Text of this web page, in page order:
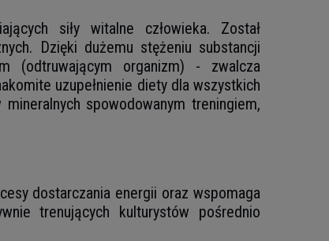
siły witalne człowieka. Został
Dzięki dużemu stężeniu substancji
(odtruwającym organizm) - zwalcza
uzupełnienie diety dla wszystkich
spowodowanym treningiem,
dostarczania energii oraz wspomaga
trenujących kulturystów pośrednio